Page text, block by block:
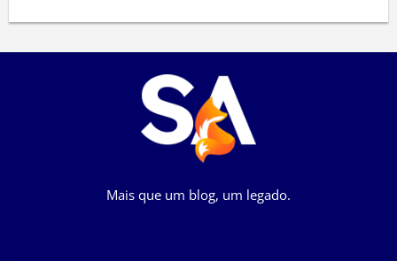
Mais que um blog, um legado.